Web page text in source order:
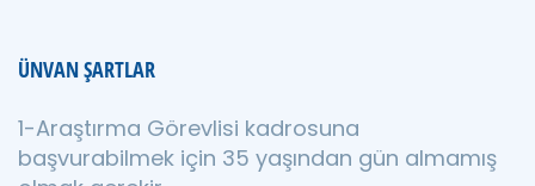
ÜNVAN ŞARTLAR
1-Araştırma Görevlisi kadrosuna
başvurabilmek için 35 yaşından gün almamış